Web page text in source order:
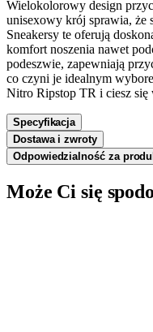
Wielokolorowy design
unisexowy krój sprawia, że
Sneakersy te oferują
komfort noszenia nawet
podeszwie, zapewniają
co czyni je idealnym
Nitro Ripstop TR i ciesz się
Specyfikacja
Dostawa i zwroty
Odpowiedzialność za
Może Ci się